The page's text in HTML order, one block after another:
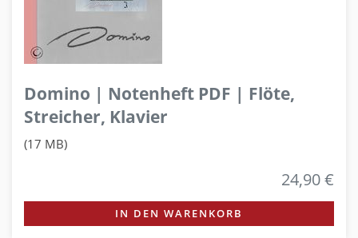
Domino | Notenheft PDF | Flöte,
Streicher, Klavier
(17 MB)
24,90 €
IN DEN WARENKORB